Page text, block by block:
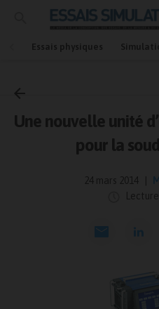
Essais physiques
Accueil
Mesures et essais
Une nouvelle unité
pour la
24 mars 2014